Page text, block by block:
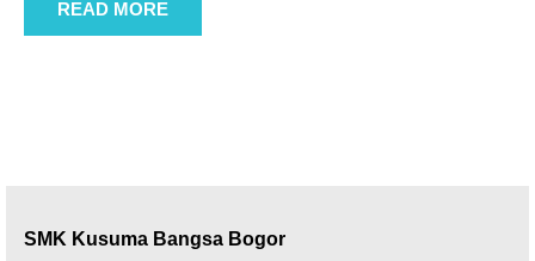
READ MORE
SMK Kusuma Bangsa Bogor